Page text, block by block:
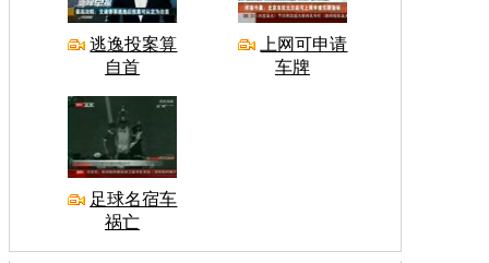
逃逸投案算
自首
上网可申请
车牌
足球名宿车
祸亡